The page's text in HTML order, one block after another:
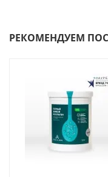
РЕКОМЕНДУЕМ